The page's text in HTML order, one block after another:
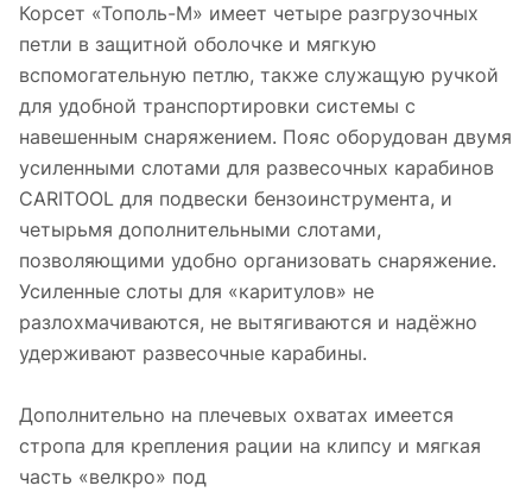
Корсет «Тополь-М» имеет четыре разгрузочных
петли в защитной оболочке и мягкую
вспомогательную петлю, также служащую ручкой
для удобной транспортировки системы с
навешенным снаряжением. Пояс оборудован двумя
усиленными слотами для развесочных карабинов
CARITOOL для подвески бензоинструмента, и
четырьмя дополнительными слотами,
позволяющими удобно организовать снаряжение.
Усиленные слоты для «каритулов» не
разлохмачиваются, не вытягиваются и надёжно
удерживают развесочные карабины.
Дополнительно на плечевых охватах имеется
стропа для крепления рации на клипсу и мягкая
часть «велкро» под